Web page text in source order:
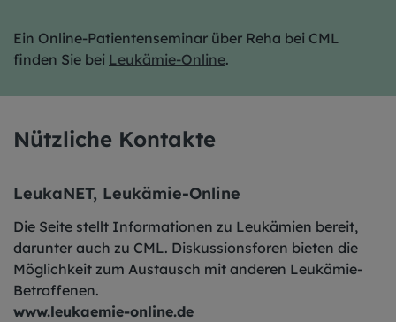
Ein Online-Patientenseminar über Reha bei CML
finden Sie bei Leukämie-Online.
Nützliche Kontakte
LeukaNET, Leukämie-Online
Die Seite stellt Informationen zu Leukämien bereit,
darunter auch zu CML. Diskussionsforen bieten die
Möglichkeit zum Austausch mit anderen Leukämie-
Betroffenen.
www.leukaemie-online.de